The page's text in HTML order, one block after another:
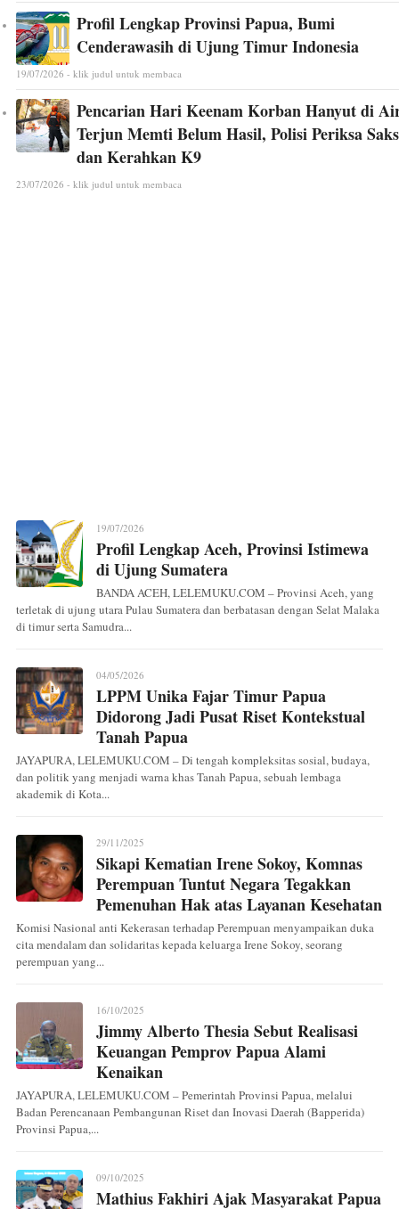
Profil Lengkap Provinsi Papua, Bumi
Cenderawasih di Ujung Timur Indonesia
19/07/2026 - klik judul untuk membaca
Pencarian Hari Keenam Korban Hanyut di
Terjun Memti Belum Hasil, Polisi Periksa
dan Kerahkan K9
23/07/2026 - klik judul untuk membaca
19/07/2026
Profil Lengkap Aceh, Provinsi Istimewa
di Ujung Sumatera
BANDA ACEH, LELEMUKU.COM – Provinsi Aceh, yang
terletak di ujung utara Pulau Sumatera dan berbatasan dengan Selat Malaka
di timur serta Samudra...
04/05/2026
LPPM Unika Fajar Timur Papua
Didorong Jadi Pusat Riset Kontekstual
Tanah Papua
JAYAPURA, LELEMUKU.COM – Di tengah kompleksitas sosial, budaya,
dan politik yang menjadi warna khas Tanah Papua, sebuah lembaga
akademik di Kota...
29/11/2025
Sikapi Kematian Irene Sokoy, Komnas
Perempuan Tuntut Negara Tegakkan
Pemenuhan Hak atas Layanan Kesehatan
Komisi Nasional anti Kekerasan terhadap Perempuan menyampaikan duka
cita mendalam dan solidaritas kepada keluarga Irene Sokoy, seorang
perempuan yang...
16/10/2025
Jimmy Alberto Thesia Sebut Realisasi
Keuangan Pemprov Papua Alami
Kenaikan
JAYAPURA, LELEMUKU.COM – Pemerintah Provinsi Papua, melalui
Badan Perencanaan Pembangunan Riset dan Inovasi Daerah (Bapperida)
Provinsi Papua,...
09/10/2025
Mathius Fakhiri Ajak Masyarakat Papua